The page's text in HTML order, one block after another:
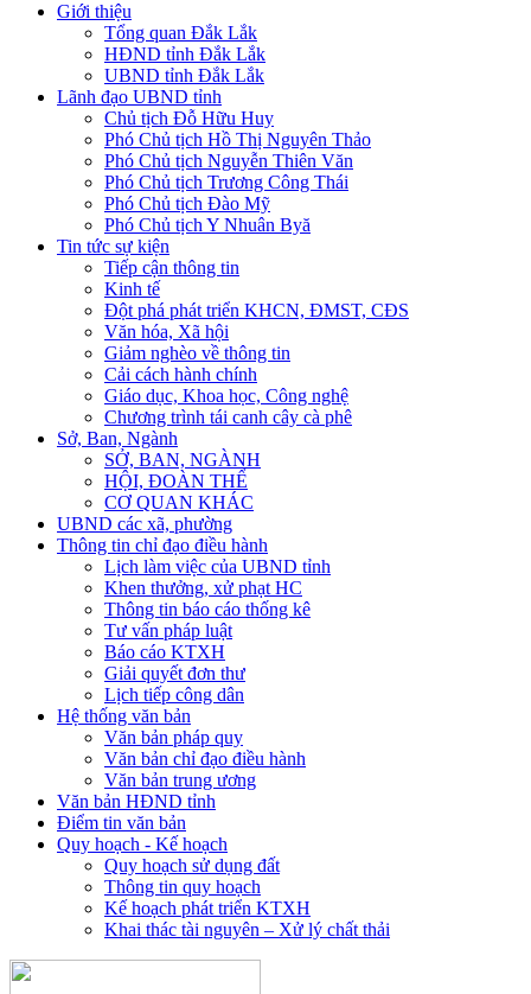
Giới thiệu
Tổng quan Đắk Lắk
HĐND tỉnh Đắk Lắk
UBND tỉnh Đắk Lắk
Lãnh đạo UBND tỉnh
Chủ tịch Đỗ Hữu Huy
Phó Chủ tịch Hồ Thị Nguyên Thảo
Phó Chủ tịch Nguyễn Thiên Văn
Phó Chủ tịch Trương Công Thái
Phó Chủ tịch Đào Mỹ
Phó Chủ tịch Y Nhuân Byă
Tin tức sự kiện
Tiếp cận thông tin
Kinh tế
Đột phá phát triển KHCN, ĐMST, CĐS
Văn hóa, Xã hội
Giảm nghèo về thông tin
Cải cách hành chính
Giáo dục, Khoa học, Công nghệ
Chương trình tái canh cây cà phê
Sở, Ban, Ngành
SỞ, BAN, NGÀNH
HỘI, ĐOÀN THỂ
CƠ QUAN KHÁC
UBND các xã, phường
Thông tin chỉ đạo điều hành
Lịch làm việc của UBND tỉnh
Khen thưởng, xử phạt HC
Thông tin báo cáo thống kê
Tư vấn pháp luật
Báo cáo KTXH
Giải quyết đơn thư
Lịch tiếp công dân
Hệ thống văn bản
Văn bản pháp quy
Văn bản chỉ đạo điều hành
Văn bản trung ương
Văn bản HĐND tỉnh
Điểm tin văn bản
Quy hoạch - Kế hoạch
Quy hoạch sử dụng đất
Thông tin quy hoạch
Kế hoạch phát triển KTXH
Khai thác tài nguyên – Xử lý chất thải